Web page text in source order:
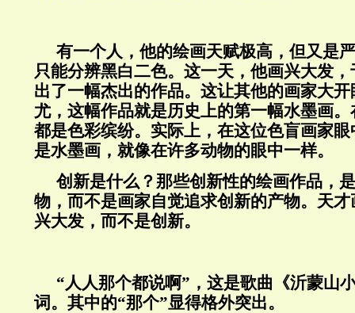
有一个人，他的绘画天赋极高，但又
只能分辨黑白二色。这一天，他画兴大发
出了一幅杰出的作品。这让其他的画家大
尤，这幅作品就是历史上的第一幅水墨画
都是色彩缤纷。实际上，在这位色盲画家
是水墨画，就像在许多动物的眼中一样。
创新是什么？那些创新性的绘画作品，
物，而不是画家自觉追求创新的产物。天
兴大发，而不是创新。
“人人那个都说啊”，这是歌曲《沂蒙山
词。其中的“那个”显得格外突出。